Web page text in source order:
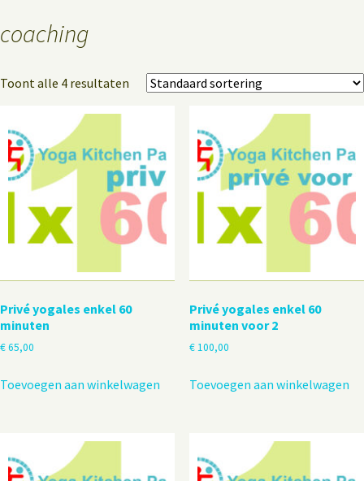
coaching
Toont alle 4 resultaten
Privé yogales enkel 60
minuten
€65,00
Toevoegen aan winkelwagen
Privé yogales enkel 60
minuten voor 2
€100,00
Toevoegen aan winkelwagen